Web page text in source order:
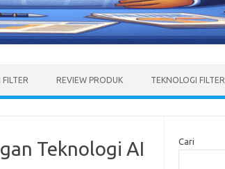
REVIEW PRODUK TEKNOLOGI FILTER
Teknologi AI Cari